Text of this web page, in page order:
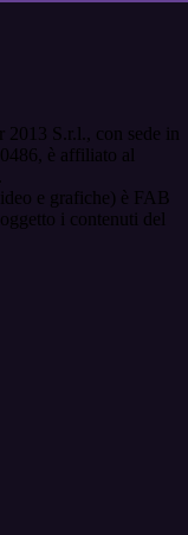
S.r.l., con sede in
è affiliato al
e grafiche) è FAB
i contenuti del